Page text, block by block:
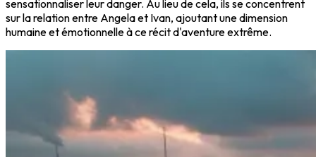
sensationnaliser leur danger. Au lieu de cela, ils se concentrent
sur la relation entre Angela et Ivan, ajoutant une dimension
humaine et émotionnelle à ce récit d'aventure extrême.